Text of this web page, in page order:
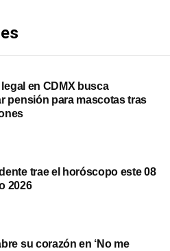
legal en CDMX busca
pensión para mascotas tras
trae el horóscopo este 08
2026
su corazón en ‘No me